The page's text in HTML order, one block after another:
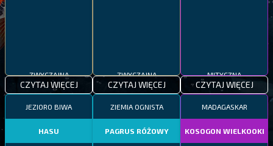
ZWYCZAJNA
CZYTAJ WIĘCEJ
ZWYCZAJNA
CZYTAJ WIĘCEJ
MITYCZNA
CZYTAJ WIĘCEJ
JEZIORO BIWA
HASU
ZIEMIA OGNISTA
PAGRUS RÓŻOWY
MADAGASKAR
KOSOGON WIELKOOKI